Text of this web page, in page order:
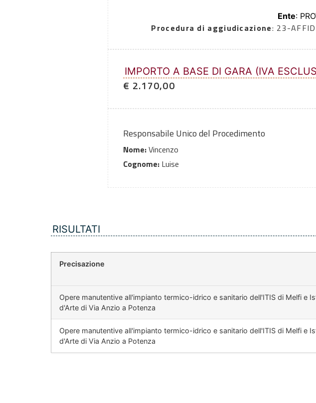
Ente:
Procedura di aggiudicazione: 23-
IMPORTO A BASE DI GARA (IVA
€ 2.170,00
Responsabile Unico del Procedimento
Nome:Vincenzo
Cognome: Luise
RISULTATI
Precisazione
Opere manutentive all'impianto termico-idrico e sanitario dell'ITIS di Melfi e
d'Arte di Via Anzio a Potenza
Opere manutentive all'impianto termico-idrico e sanitario dell'ITIS di Melfi e
d'Arte di Via Anzio a Potenza